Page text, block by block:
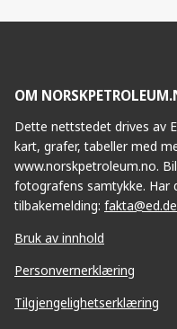
OM
Dette nettstedet drives av
kart, grafer, tabeller med
www.norskpetroleum.no.
fotografens samtykke. Har
tilbakemelding:
Bruk av innhold
Personvernerklæring
Tilgjengelighetserklæring